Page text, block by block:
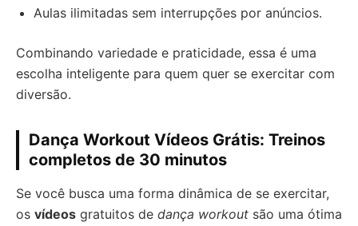
Aulas ilimitadas sem interrupções por anúncios.
Combinando variedade e praticidade, essa é uma
escolha inteligente para quem quer se exercitar com
diversão.
Dança Workout Vídeos Grátis: Treinos
completos de 30 minutos
Se você busca uma forma dinâmica de se exercitar,
os vídeos gratuitos de dança workout são uma ótima